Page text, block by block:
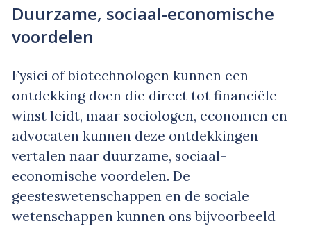
Duurzame, sociaal-economische
voordelen
Fysici of biotechnologen kunnen een
ontdekking doen die direct tot financiële
winst leidt, maar sociologen, economen en
advocaten kunnen deze ontdekkingen
vertalen naar duurzame, sociaal-
economische voordelen. De
geesteswetenschappen en de sociale
wetenschappen kunnen ons bijvoorbeeld